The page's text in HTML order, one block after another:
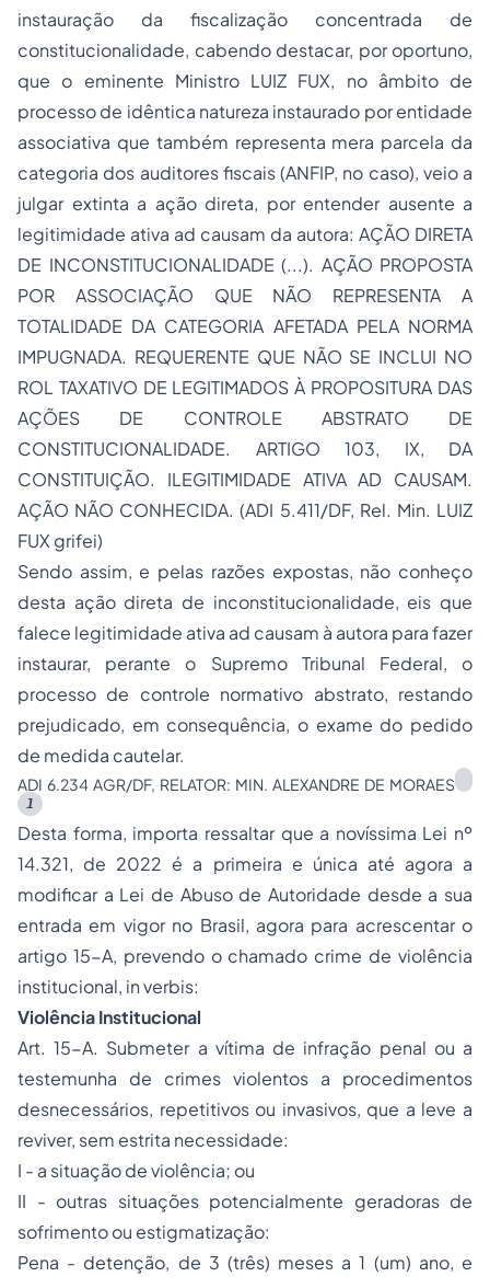
instauração da fiscalização concentrada de
constitucionalidade, cabendo destacar, por oportuno,
que o eminente Ministro LUIZ FUX, no âmbito de
processo de idêntica natureza instaurado por entidade
associativa que também representa mera parcela da
categoria dos auditores fiscais (ANFIP, no caso), veio a
julgar extinta a ação direta, por entender ausente a
legitimidade ativa ad causam da autora: AÇÃO DIRETA
DE INCONSTITUCIONALIDADE (...). AÇÃO PROPOSTA
POR ASSOCIAÇÃO QUE NÃO REPRESENTA A
TOTALIDADE DA CATEGORIA AFETADA PELA NORMA
IMPUGNADA. REQUERENTE QUE NÃO SE INCLUI NO
ROL TAXATIVO DE LEGITIMADOS À PROPOSITURA DAS
AÇÕES DE CONTROLE ABSTRATO DE
CONSTITUCIONALIDADE. ARTIGO 103, IX, DA
CONSTITUIÇÃO. ILEGITIMIDADE ATIVA AD CAUSAM.
AÇÃO NÃO CONHECIDA. (ADI 5.411/DF, Rel. Min. LUIZ
FUX grifei)
Sendo assim, e pelas razões expostas, não conheço
desta ação direta de inconstitucionalidade, eis que
falece legitimidade ativa ad causam à autora para fazer
instaurar, perante o Supremo Tribunal Federal, o
processo de controle normativo abstrato, restando
prejudicado, em consequência, o exame do pedido
de medida cautelar.
ADI 6.234 AGR/DF, RELATOR: MIN. ALEXANDRE DE MORAES
1
Desta forma, importa ressaltar que a novíssima Lei nº
14.321, de 2022 é a primeira e única até agora a
modificar a Lei de Abuso de Autoridade desde a sua
entrada em vigor no Brasil, agora para acrescentar o
artigo 15-A, prevendo o chamado crime de violência
institucional, in verbis:
Violência Institucional
Art. 15-A. Submeter a vítima de infração penal ou a
testemunha de crimes violentos a procedimentos
desnecessários, repetitivos ou invasivos, que a leve a
reviver, sem estrita necessidade:
I - a situação de violência; ou
II - outras situações potencialmente geradoras de
sofrimento ou estigmatização:
Pena - detenção, de 3 (três) meses a 1 (um) ano, e